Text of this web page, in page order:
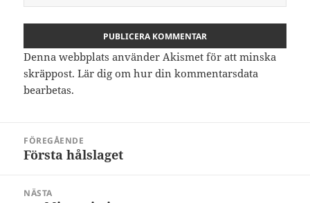
Denna webbplats använder Akismet för att minska
skräppost.Lär dig om hur din kommentarsdata
bearbetas.
FÖREGÅENDE
Föregående
Första hålslaget
NÄSTA